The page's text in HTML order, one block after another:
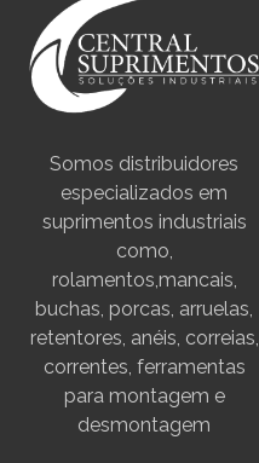
Somos distribuidores
especializados em
suprimentos industriais
como,
rolamentos,mancais,
buchas, porcas, arruelas,
retentores, anéis, correias,
correntes, ferramentas
para montagem e
desmontagem